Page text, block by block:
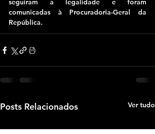
seguiram a legalidade e foram
comunicadas à Procuradoria-Geral da
República.
Posts Relacionados Ver tudo